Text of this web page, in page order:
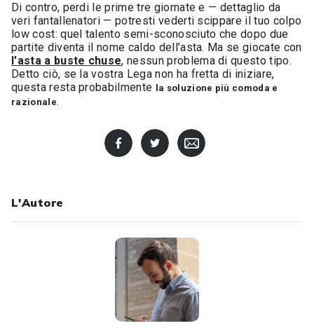
Di contro, perdi le prime tre giornate e — dettaglio da
veri fantallenatori — potresti vederti scippare il tuo colpo
low cost: quel talento semi-sconosciuto che dopo due
partite diventa il nome caldo dell’asta. Ma se giocate con
l'asta a buste chuse, nessun problema di questo tipo.
Detto ciò, se la vostra Lega non ha fretta di iniziare,
questa resta probabilmente
la soluzione più comoda e
razionale.
L'Autore